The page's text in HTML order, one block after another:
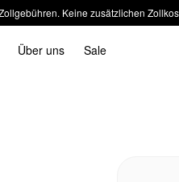
Keine zusätzlichen
Über uns Sale